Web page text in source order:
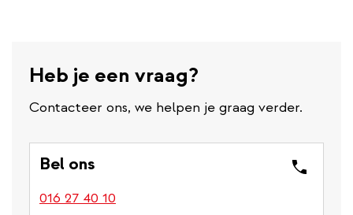
Heb je een vraag?
Contacteer ons, we helpen je graag verder.
Bel ons
016 27 40 10